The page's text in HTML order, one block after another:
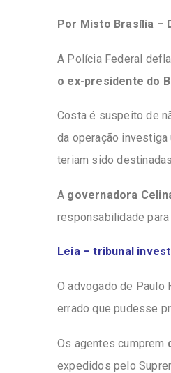
k
Por Misto Brasília –
A Polícia Federal
o ex-presidente do
Costa é suspeito de
da operação
teriam sido
A governadora
responsabilidade
Leia – tribunal
O advogado de Paulo
errado que pudesse
Os agentes cumprem
expedidos pelo